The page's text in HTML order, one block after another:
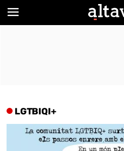
LGTBIQI+